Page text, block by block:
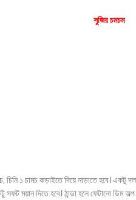
সুজির চমচম
১ চামচ কড়াইতে দিয়ে নাড়াতে হবে। একটু
ময়ান দিতে হবে। ঠান্ডা হলে ফেটানো ডিম